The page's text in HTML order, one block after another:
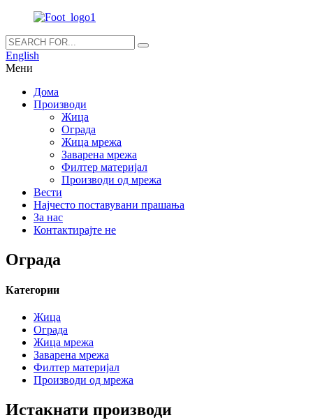
English
Мени
Дома
Производи
Жица
Ограда
Жица мрежа
Заварена мрежа
Филтер материјал
Производи од мрежа
Вести
Најчесто поставувани прашања
За нас
Контактирајте не
Ограда
Категории
Жица
Ограда
Жица мрежа
Заварена мрежа
Филтер материјал
Производи од мрежа
Истакнати производи